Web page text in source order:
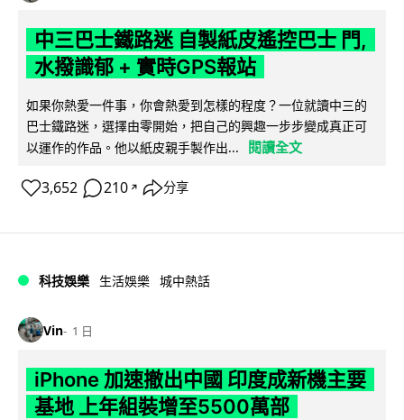
中三巴士鐵路迷 自製紙皮遙控巴士 門,
水撥識郁 + 實時GPS報站
如果你熱愛一件事，你會熱愛到怎樣的程度？一位就讀中三的
巴士鐵路迷，選擇由零開始，把自己的興趣一步步變成真正可
以運作的作品。他以紙皮親手製作出...
閱讀全文
3,652 210 ↗ 分享
科技娛樂 生活娛樂 城中熱話
Vin 1 日
iPhone 加速撤出中國 印度成新機主要
基地 上年組裝增至5500萬部